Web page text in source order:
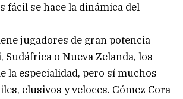
fácil se hace la dinámica del
jugadores de gran potencia
Sudáfrica o Nueva Zelanda, los
la especialidad, pero sí muchos
elusivos y veloces. Gómez Cora